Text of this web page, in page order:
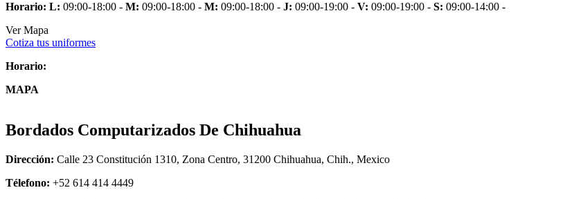
Horario: L: 09:00-18:00 - M: 09:00-18:00 - M: 09:00-18:00 - J: 09:00-19:00 - V: 09:00-19:00 - S: 09:00-14:00 -
Ver Mapa
Cotiza tus uniformes
Horario:
MAPA
Bordados Computarizados De Chihuahua
Dirección: Calle 23 Constitución 1310, Zona Centro, 31200 Chihuahua, Chih., Mexico
Télefono: +52 614 414 4449